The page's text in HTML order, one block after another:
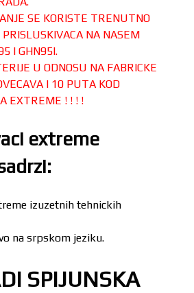
SE KORISTE TRENUTNO
PRISLUSKIVACA NA NASEM
I GHN95I.
U ODNOSU NA FABRICKE
I 10 PUTA KOD
EXTREME ! ! ! !
extreme
izuzetnih tehnickih
na srpskom jeziku.
SPIJUNSKA